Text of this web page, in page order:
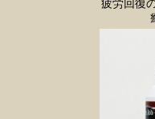
疲労回復